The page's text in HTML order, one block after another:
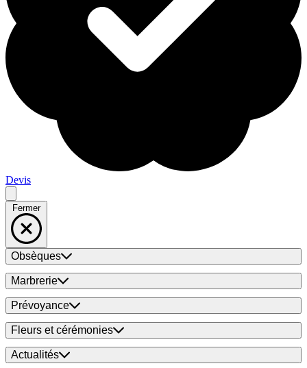
Devis
Fermer
Obsèques
Marbrerie
Prévoyance
Fleurs et cérémonies
Actualités